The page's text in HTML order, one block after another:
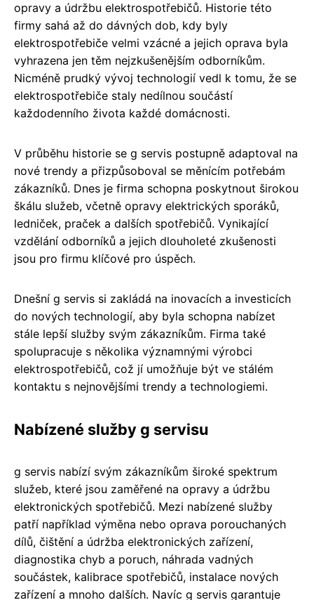
opravy a údržbu elektrospotřebičů. Historie této
firmy sahá až do dávných dob, kdy byly
elektrospotřebiče velmi vzácné a jejich oprava byla
vyhrazena jen těm nejzkušenějším odborníkům.
Nicméně prudký vývoj technologií vedl k tomu, že se
elektrospotřebiče staly nedílnou součástí
každodenního života každé domácnosti.
V průběhu historie se g servis postupně adaptoval na
nové trendy a přizpůsoboval se měnícím potřebám
zákazníků. Dnes je firma schopna poskytnout širokou
škálu služeb, včetně opravy elektrických sporáků,
ledniček, praček a dalších spotřebičů. Vynikající
vzdělání odborníků a jejich dlouholeté zkušenosti
jsou pro firmu klíčové pro úspěch.
Dnešní g servis si zakládá na inovacích a investicích
do nových technologií, aby byla schopna nabízet
stále lepší služby svým zákazníkům. Firma také
spolupracuje s několika významnými výrobci
elektrospotřebičů, což jí umožňuje být ve stálém
kontaktu s nejnovějšími trendy a technologiemi.
Nabízené služby g servisu
g servis nabízí svým zákazníkům široké spektrum
služeb, které jsou zaměřené na opravy a údržbu
elektronických spotřebičů. Mezi nabízené služby
patří například výměna nebo oprava porouchaných
dílů, čištění a údržba elektronických zařízení,
diagnostika chyb a poruch, náhrada vadných
součástek, kalibrace spotřebičů, instalace nových
zařízení a mnoho dalších. Navíc g servis garantuje